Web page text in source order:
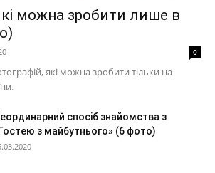
можна зробити лише в
0
які можна зробити тільки на
спосіб знайомства з
з майбутнього» (6 фото)